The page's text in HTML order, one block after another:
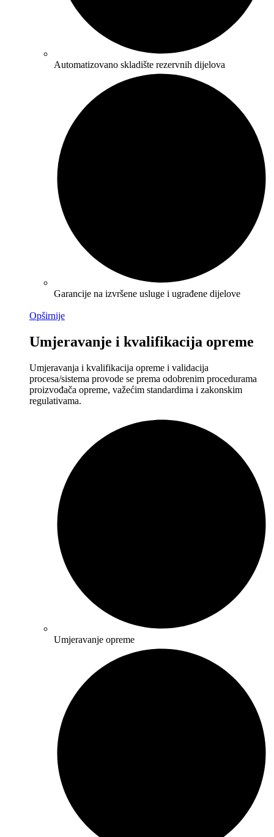
Automatizovano skladište rezervnih dijelova
Garancije na izvršene usluge i ugrađene dijelove
Opširnije
Umjeravanje i kvalifikacija opreme
Umjeravanja i kvalifikacija opreme i validacija
procesa/sistema provode se prema odobrenim procedurama
proizvođača opreme, važećim standardima i zakonskim
regulativama.
Umjeravanje opreme